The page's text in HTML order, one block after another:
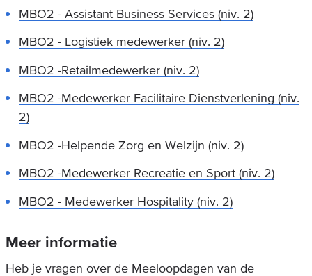
MBO2 - Assistant Business Services (niv. 2)
MBO2 - Logistiek medewerker (niv. 2)
MBO2 -Retailmedewerker (niv. 2)
MBO2 -Medewerker Facilitaire Dienstverlening (niv.
2)
MBO2 -Helpende Zorg en Welzijn (niv. 2)
MBO2 -Medewerker Recreatie en Sport (niv. 2)
MBO2 - Medewerker Hospitality (niv. 2)
Meer informatie
Heb je vragen over de Meeloopdagen van de